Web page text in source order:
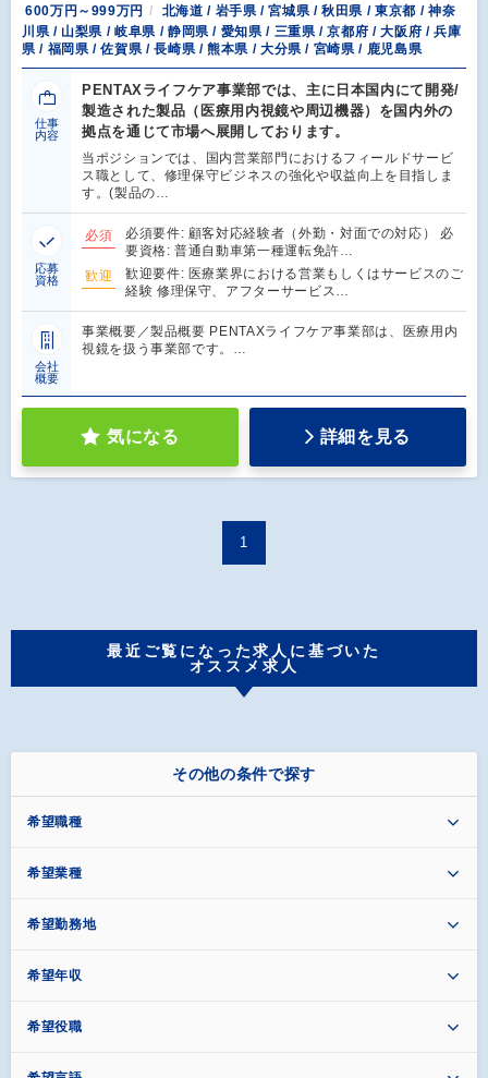
600万円～999万円
北海道 / 岩手県 / 宮城県 / 秋田県 / 東京都 / 神奈
川県 / 山梨県 / 岐阜県 / 静岡県 / 愛知県 / 三重県 / 京都府 / 大阪府 / 兵庫
県 / 福岡県 / 佐賀県 / 長崎県 / 熊本県 / 大分県 / 宮崎県 / 鹿児島県
仕事
内容
PENTAXライフケア事業部では、主に日本国内にて開発/
製造された製品（医療用内視鏡や周辺機器）を国内外の
拠点を通じて市場へ展開しております。
当ポジションでは、国内営業部門におけるフィールドサービ
ス職として、修理保守ビジネスの強化や収益向上を目指しま
す。(製品の…
応募
資格
必須
必須要件: 顧客対応経験者（外勤・対面での対応） 必
要資格: 普通自動車第一種運転免許…
歓迎
歓迎要件: 医療業界における営業もしくはサービスのご
経験 修理保守、アフターサービス…
会社
概要
事業概要／製品概要 PENTAXライフケア事業部は、医療用内
視鏡を扱う事業部です。…
気になる 詳細を見る
1
最近ご覧になった求人に基づいた
オススメ求人
その他の条件で探す
希望職種
希望業種
希望勤務地
希望年収
希望役職